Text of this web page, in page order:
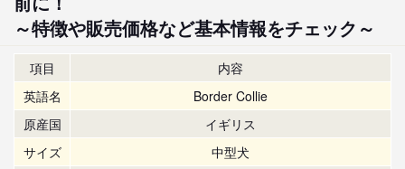
～特徴や販売価格など基本情報をチェック～
項目
内容
英語名
Border Collie
原産国
イギリス
サイズ
中型犬